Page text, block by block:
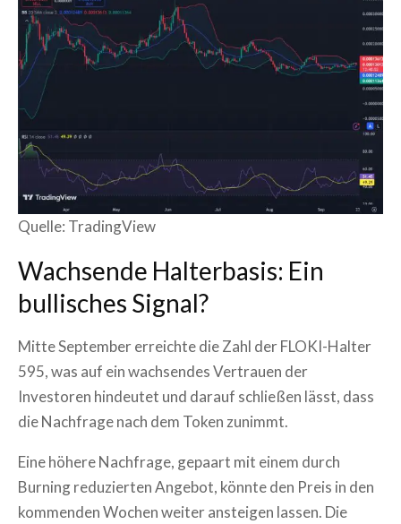
Quelle: TradingView
Wachsende Halterbasis: Ein
bullisches Signal?
Mitte September erreichte die Zahl der FLOKI-Halter
595, was auf ein wachsendes Vertrauen der
Investoren hindeutet und darauf schließen lässt, dass
die Nachfrage nach dem Token zunimmt.
Eine höhere Nachfrage, gepaart mit einem durch
Burning reduzierten Angebot, könnte den Preis in den
kommenden Wochen weiter ansteigen lassen. Die